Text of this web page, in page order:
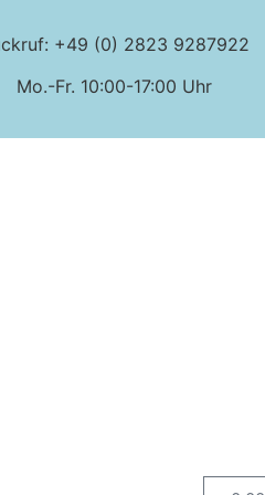
+49 (0) 2823 9287922
Mo.-Fr. 10:00-17:00 Uhr